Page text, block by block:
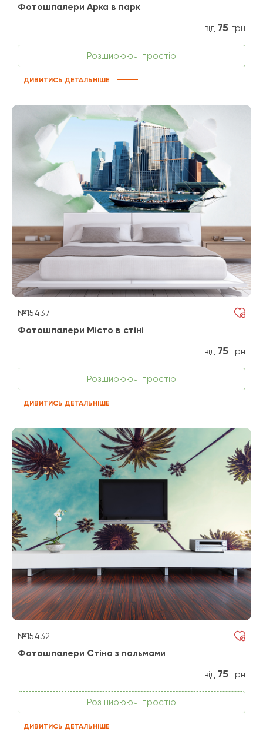
Фотошпалери Арка в парк
від 75 грн
Розширюючі простір
ДИВИТИСЬ ДЕТАЛЬНІШЕ
№15437
Фотошпалери Місто в стіні
від 75 грн
Розширюючі простір
ДИВИТИСЬ ДЕТАЛЬНІШЕ
№15432
Фотошпалери Стіна з пальмами
від 75 грн
Розширюючі простір
ДИВИТИСЬ ДЕТАЛЬНІШЕ